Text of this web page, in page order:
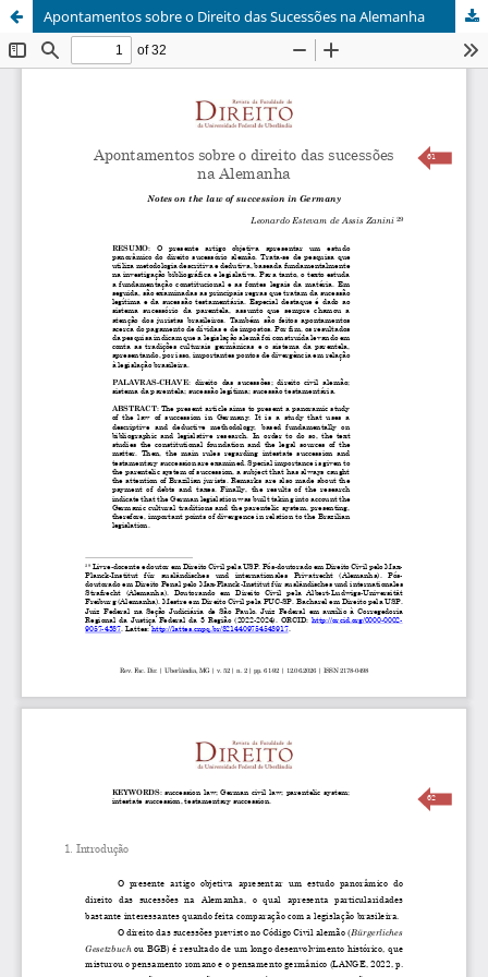
Apontamentos sobre o Direito das Sucessões na Alemanha